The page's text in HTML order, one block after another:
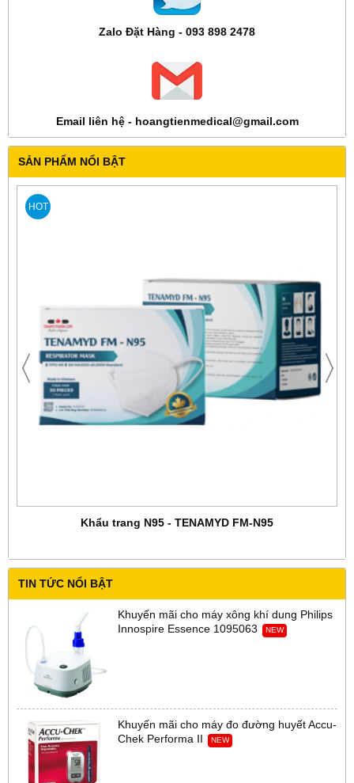
Zalo Đặt Hàng - 093 898 2478
Email liên hệ - hoangtienmedical@gmail.com
SẢN PHẨM NỔI BẬT
HOT
Khẩu trang N95 - TENAMYD FM-N95
TIN TỨC NỔI BẬT
Khuyến mãi cho máy xông khí dung Philips
Innospire Essence 1095063
NEW
Khuyến mãi cho máy đo đường huyết Accu-
Chek Performa II
NEW